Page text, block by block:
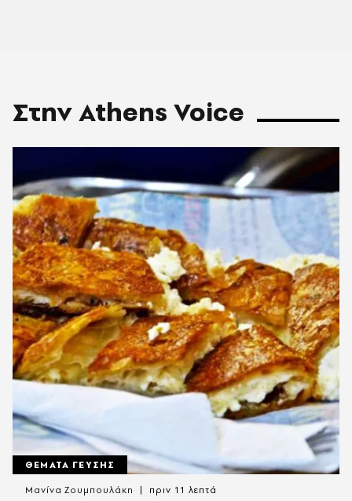
Στην Athens Voice
ΘΕΜΑΤΑ ΓΕΥΣΗΣ
Μανίνα Ζουμπουλάκη πριν 11 λεπτά